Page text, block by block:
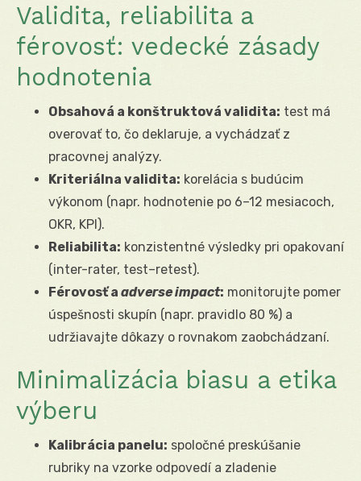
Validita, reliabilita a
férovosť: vedecké zásady
hodnotenia
Obsahová a konštruktová validita: test má
overovať to, čo deklaruje, a vychádzať z
pracovnej analýzy.
Kriteriálna validita: korelácia s budúcim
výkonom (napr. hodnotenie po 6–12 mesiacoch,
OKR, KPI).
Reliabilita: konzistentné výsledky pri opakovaní
(inter-rater, test–retest).
Férovosť a adverse impact: monitorujte pomer
úspešnosti skupín (napr. pravidlo 80 %) a
udržiavajte dôkazy o rovnakom zaobchádzaní.
Minimalizácia biasu a etika
výberu
Kalibrácia panelu: spoločné preskúšanie
rubriky na vzorke odpovedí a zladenie